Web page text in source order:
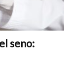
seno: